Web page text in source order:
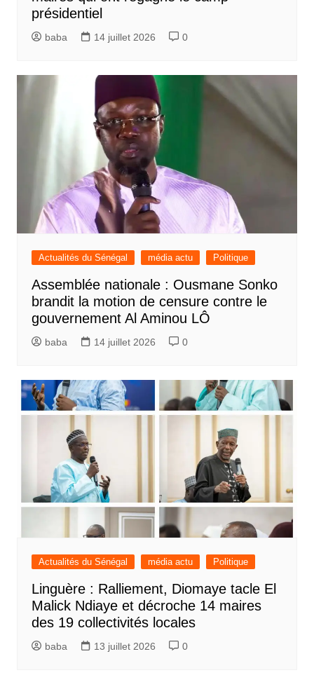
présidentiel
baba 14 juillet 2026 0
Actualités du Sénégal média actu Politique
Assemblée nationale : Ousmane Sonko
brandit la motion de censure contre le
gouvernement Al Aminou LÔ
baba 14 juillet 2026 0
Actualités du Sénégal média actu Politique
Linguère : Ralliement, Diomaye tacle El
Malick Ndiaye et décroche 14 maires
des 19 collectivités locales
baba 13 juillet 2026 0